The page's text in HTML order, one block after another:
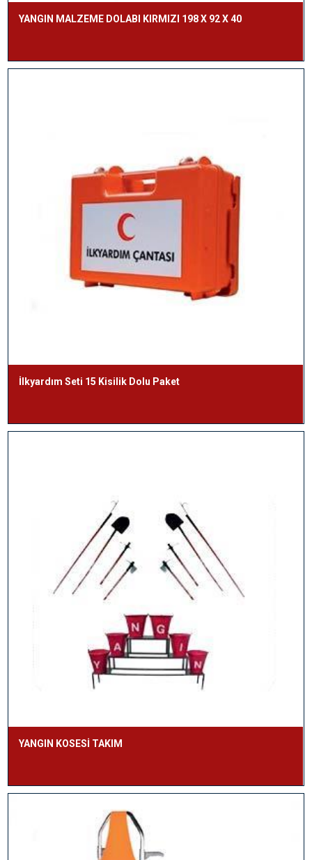
YANGIN MALZEME DOLABI KIRMIZI 198 X 92 X 40
İlkyardım Seti 15 Kisilik Dolu Paket
YANGIN KOSESİ TAKIM